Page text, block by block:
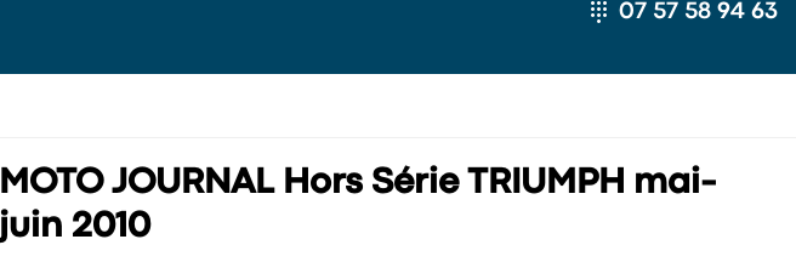
07 57 58 94 63
MOTO JOURNAL Hors Série TRIUMPH mai-
juin 2010